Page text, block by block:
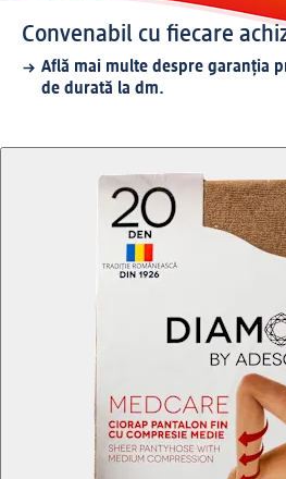
Convenabil cu fiecare
Află mai multe despre garanția
de durată la dm.